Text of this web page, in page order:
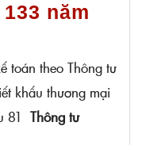
năm
toán theo Thông tư
khấu thương mại
81 Thông tư